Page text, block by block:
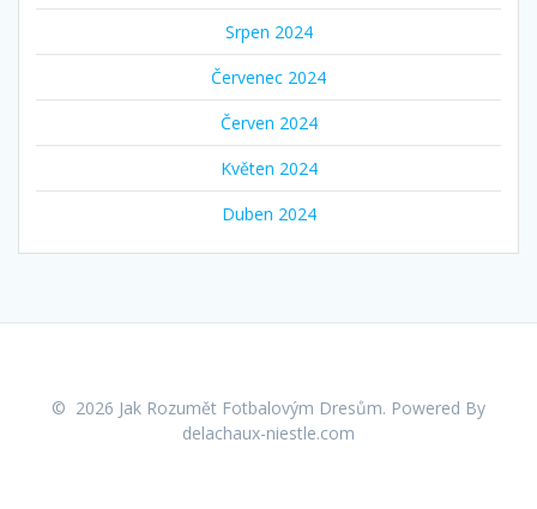
Srpen 2024
Červenec 2024
Červen 2024
Květen 2024
Duben 2024
© 2026 Jak Rozumět Fotbalovým Dresům. Powered By
delachaux-niestle.com